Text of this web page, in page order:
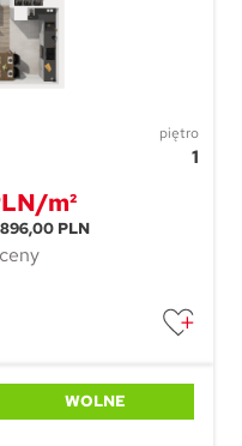
piętro
1
m²
PLN
WOLNE